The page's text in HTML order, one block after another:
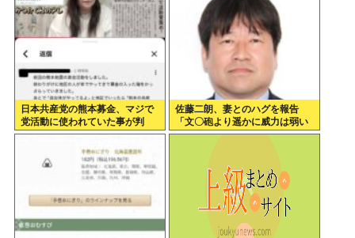
日本共産党の熊本募金、マジで
党活動に使われていた事が判
明…
佐藤二朗、妻とのハグを報告
「文〇砲より遥かに威力は弱い
が、僕のノロケ砲をお見舞いす